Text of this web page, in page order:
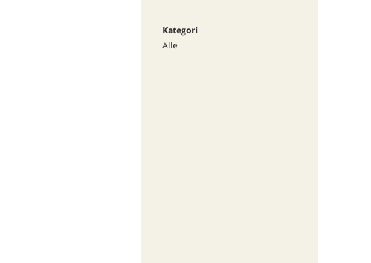
Kategori
Alle